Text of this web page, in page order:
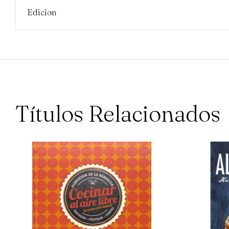
Edicion
Títulos Relacionados